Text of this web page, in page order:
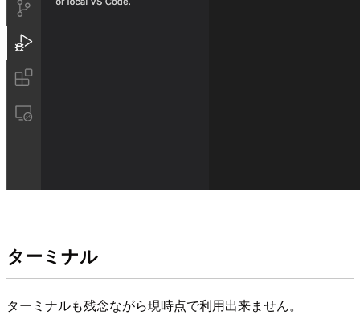
ターミナル
ターミナルも残念ながら現時点で利用出来ません。